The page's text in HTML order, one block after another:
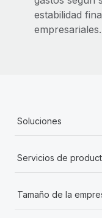
estabilidad
empresariales.
Soluciones
Servicios de
Tamaño de la